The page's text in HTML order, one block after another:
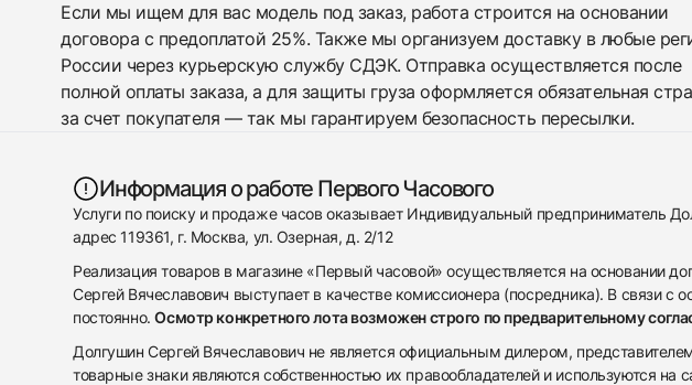
Если мы ищем для вас модель под заказ, работа строится на основании
договора с предоплатой 25%. Также мы организуем доставку в любые
России через курьерскую службу СДЭК. Отправка осуществляется после
полной оплаты заказа, а для защиты груза оформляется обязательная
за счет покупателя — так мы гарантируем безопасность пересылки.
Информация о работе Первого Часового
Услуги по поиску и продаже часов оказывает Индивидуальный
адрес 119361, г. Москва, ул. Озерная, д. 2/12
Реализация товаров в магазине «Первый часовой» осуществляется на основании
Сергей Вячеславович выступает в качестве комиссионера (посредника). В связи с
постоянно.Осмотр конкретного лота возможен строго по предварительному
Долгушин Сергей Вячеславович не является официальным дилером,
товарные знаки являются собственностью их правообладателей и используются